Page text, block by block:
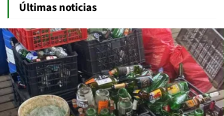
Últimas noticias